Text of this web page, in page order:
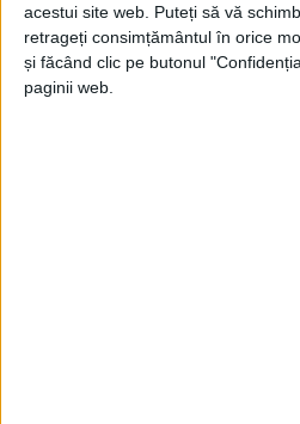
acestui site web. Puteți să vă
retrageți consimțământul în orice
și făcând clic pe butonul
paginii web.
Ștrudele fără mere